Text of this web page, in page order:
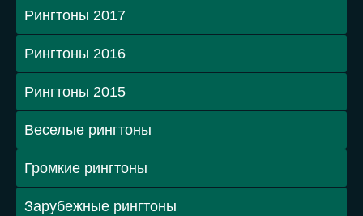
Рингтоны 2017
Рингтоны 2016
Рингтоны 2015
Веселые рингтоны
Громкие рингтоны
Зарубежные рингтоны